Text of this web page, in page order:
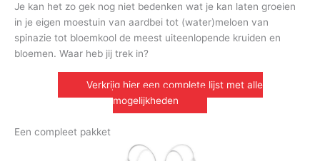
Je kan het zo gek nog niet bedenken wat je kan laten groeien
in je eigen moestuin van aardbei tot (water)meloen van
spinazie tot bloemkool de meest uiteenlopende kruiden en
bloemen. Waar heb jij trek in?
Verkrijg hier een complete lijst met alle
mogelijkheden
Een compleet pakket